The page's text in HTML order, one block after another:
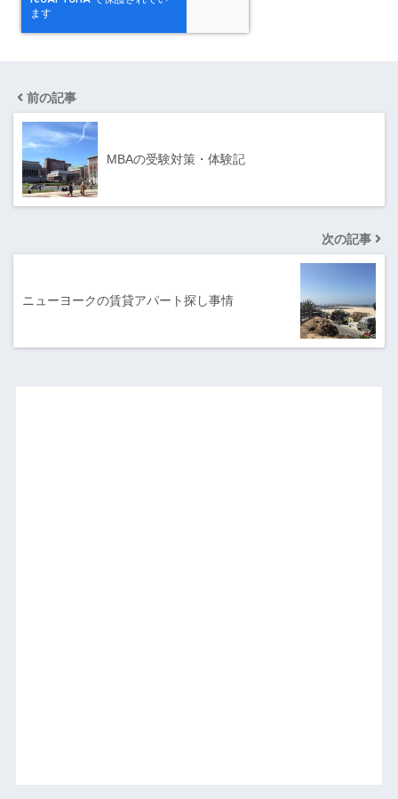
前の記事
MBAの受験対策・体験記
次の記事
ニューヨークの賃貸アパート探し事情